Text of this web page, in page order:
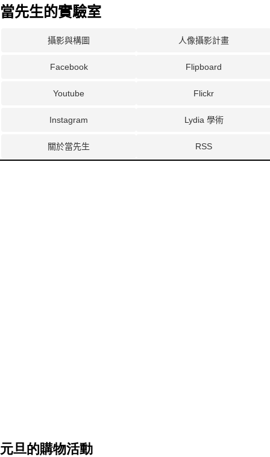
當先生的實驗室
攝影與構圖 人像攝影計畫
Facebook Flipboard
Youtube Flickr
Instagram Lydia 學術
關於當先生 RSS
元旦的購物活動